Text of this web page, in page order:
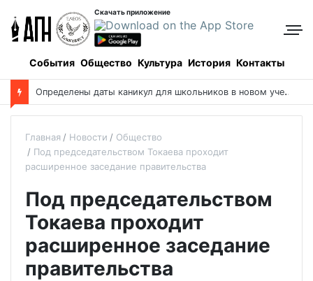
Скачать приложение
События Общество Культура История Контакты
О
пределены даты каникул для школьников в новом учебном году
Главная Новости
Общество
Под председательством Токаева проходит
расширенное заседание правительства
Под председательством
Токаева проходит
расширенное заседание
правительства